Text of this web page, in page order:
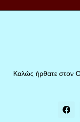
Καλώς ήρθατε στον